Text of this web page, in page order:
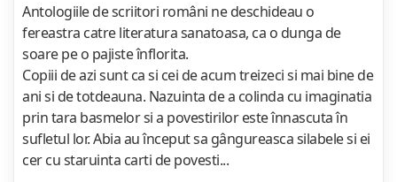
Antologiile de scriitori români ne deschideau o
fereastra catre literatura sanatoasa, ca o dunga de
soare pe o pajiste înflorita.
Copiii de azi sunt ca si cei de acum treizeci si mai bine de
ani si de totdeauna. Nazuinta de a colinda cu imaginatia
prin tara basmelor si a povestirilor este înnascuta în
sufletul lor. Abia au început sa gângureasca silabele si ei
cer cu staruinta carti de povesti...